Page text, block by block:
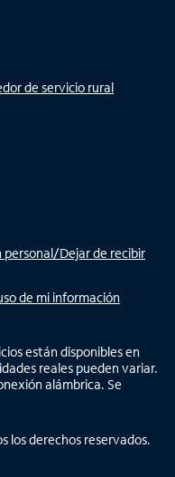
de servicio rural
Dejar de recibir
de mi información
están disponibles en
reales pueden variar.
alámbrica. Se
los derechos reservados.